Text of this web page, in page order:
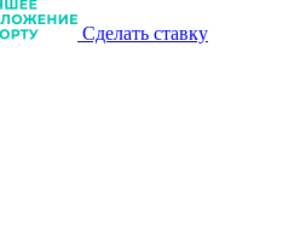
Сделать ставку